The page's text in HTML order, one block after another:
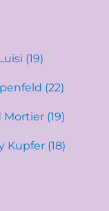
(19)
(22)
Mortier (19)
Kupfer (18)